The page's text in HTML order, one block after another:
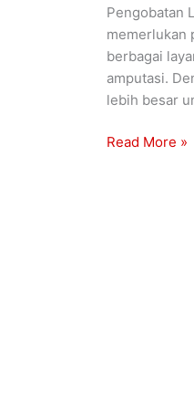
Pengobatan
memerlukan
berbagai
amputasi.
lebih besar
Read More »